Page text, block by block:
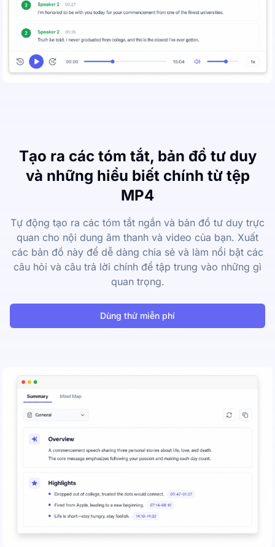
Tạo ra các tóm tắt, bản đồ tư duy
và những hiểu biết chính từ tệp
MP4
Tự động tạo ra các tóm tắt ngắn và bản đồ tư duy trực
quan cho nội dung âm thanh và video của bạn. Xuất
các bản đồ này để dễ dàng chia sẻ và làm nổi bật các
câu hỏi và câu trả lời chính để tập trung vào những gì
quan trọng.
Dùng thử miễn phí